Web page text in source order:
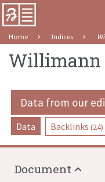
Home Indices
Willimann
Data from our
Data Backlinks (24)
Document